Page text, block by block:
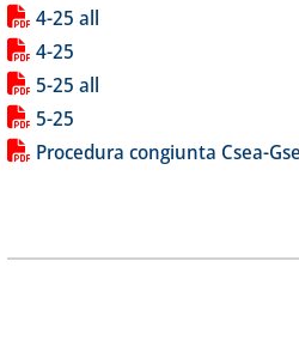
4-25 all
4-25
5-25 all
5-25
Procedura congiunta Csea-